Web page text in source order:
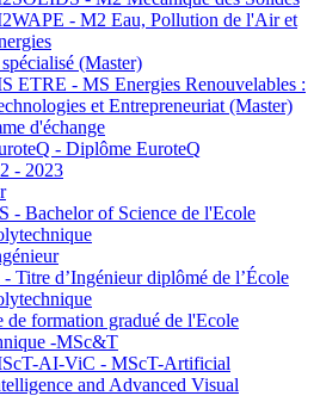
- M2 Eau, Pollution de l'Air et
(Master)
ETRE - MS Energies Renouvelables :
et Entrepreneuriat (Master)
d'échange
- Diplôme EuroteQ
- 2023
- Bachelor of Science de l'Ecole
Titre d’Ingénieur diplômé de l’École
de formation gradué de l'Ecole
-MSc&T
AI-ViC - MScT-Artificial
and Advanced Visual